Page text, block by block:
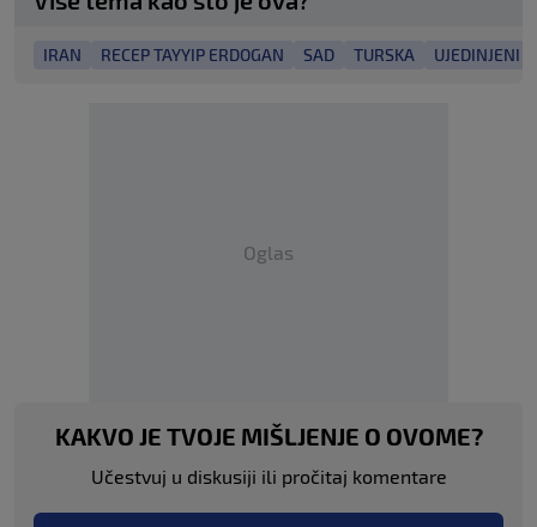
IRAN RECEP TAYYIP ERDOGAN SAD TURSKA UJEDINJENI
Oglas
KAKVO JE TVOJE MIŠLJENJE O OVOME?
Učestvuj u diskusiji ili pročitaj komentare